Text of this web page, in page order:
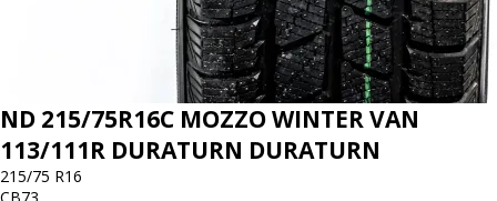
ND 215/75R16C MOZZO WINTER VAN
113/111R DURATURN DURATURN
215/75 R16